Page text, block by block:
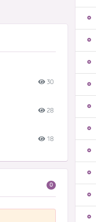
30
28
18
0